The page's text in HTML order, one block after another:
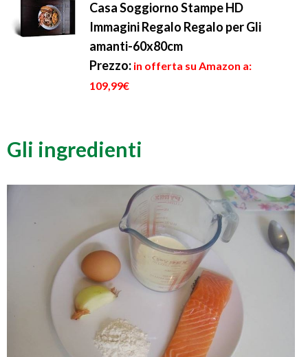
Casa Soggiorno Stampe HD
Immagini Regalo Regalo per Gli
amanti-60x80cm
Prezzo: in offerta su Amazon a:
109,99€
Gli ingredienti